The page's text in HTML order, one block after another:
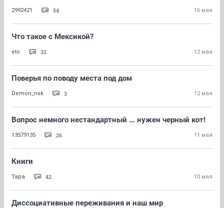
2992421 54 16 мая
Что такое с Мексикой?
eto 32 12 мая
Поверья по поводу места под дом
Demon_nsk 3 12 мая
Вопрос немного нестандартный ... нужен черный кот!
13579135 26 11 мая
Книги
Тара 42 10 мая
Диссоциативные переживания и наш мир